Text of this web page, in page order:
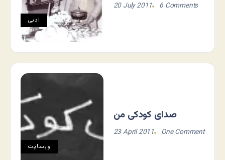
ادبی
20 July 2011 6 Comments
وبسایت
صدای کودکی من
23 April 2011 One Comment